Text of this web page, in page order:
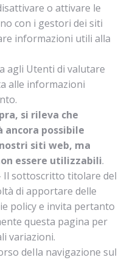
o attivare le
con i gestori dei siti
informazioni utili alla
agli Utenti di valutare
alle informazioni
si rileva che
ancora possibile
siti web, ma
essere utilizzabili.
Il sottoscritto titolare del
di apportare delle
policy e invita pertanto
questa pagina per
variazioni.
deIla navigazione sul